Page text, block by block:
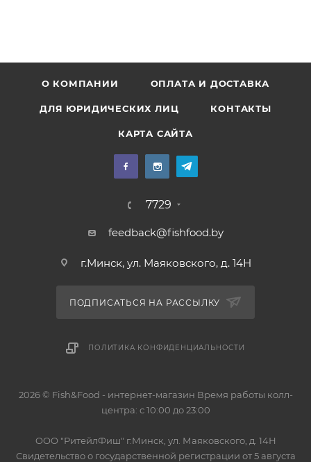
О КОМПАНИИ ОПЛАТА И ДОСТАВКА
ДЛЯ ЮРИДИЧЕСКИХ ЛИЦ КОНТАКТЫ
КАРТА САЙТА
7729
feedback@fishfood.by
г.Минск, ул. Маяковского, д. 14Н
ПОДПИСАТЬСЯ НА РАССЫЛКУ
ПОЛИТИКА КОНФИДЕНЦИАЛЬНОСТИ
2026 © Fish&Food - интернет-магазин Время работы колл-
центра: с 10:00 до 23:00
OOO "РитейлФиш" г.Минск, ул. Маяковского, д. 14Н
Свидетельство о государственной регистрации от 5 августа